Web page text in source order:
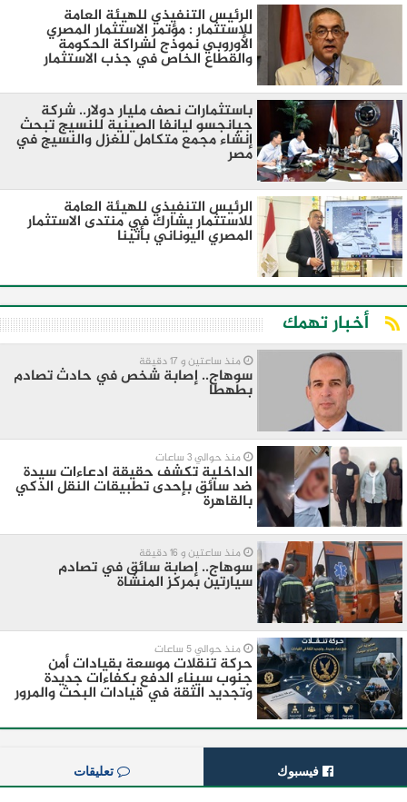
الرئيس التنفيذي للهيئة العامة
للاستثمار : مؤتمر الاستثمار المصري
الأوروبي نموذج لشراكة الحكومة
والقطاع الخاص في جذب الاستثمار
باستثمارات نصف مليار دولار.. شركة
جيانجسو ليانفا الصينية للنسيج تبحث
إنشاء مجمع متكامل للغزل والنسيج في
مصر
الرئيس التنفيذي للهيئة العامة
للاستثمار يشارك في منتدى الاستثمار
المصري اليوناني بأثينا
أخبار تهمك
منذ ساعتين و 17 دقيقة
سوهاج.. إصابة شخص في حادث تصادم
بطهطا
منذ حوالي 3 ساعات
الداخلية تكشف حقيقة ادعاءات سيدة
ضد سائق بإحدى تطبيقات النقل الذكي
بالقاهرة
منذ ساعتين و 16 دقيقة
سوهاج.. إصابة سائق في تصادم
سيارتين بمركز المنشاة
منذ حوالي 5 ساعات
حركة تنقلات موسعة بقيادات أمن
جنوب سيناء الدفع بكفاءات جديدة
وتجديد الثقة في قيادات البحث والمرور
فيسبوك تعليقات